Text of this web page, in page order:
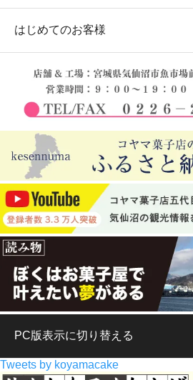
はじめてのお客様
PC版表示に切り替える
Tweets by koyamacake